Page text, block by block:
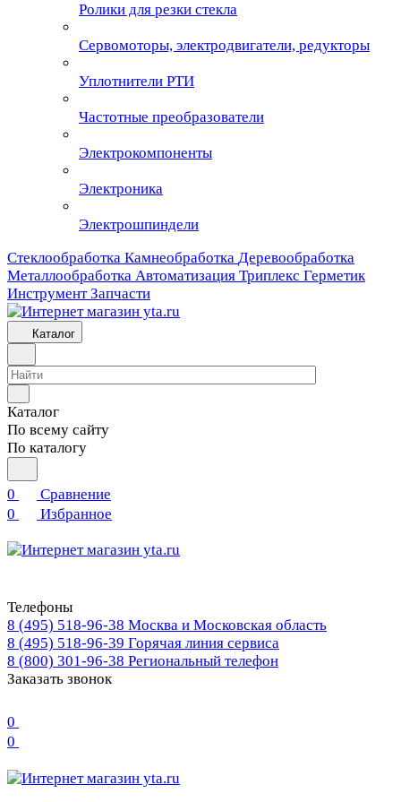
Ролики для резки стекла
Сервомоторы, электродвигатели, редукторы
Уплотнители РТИ
Частотные преобразователи
Электрокомпоненты
Электроника
Электрошпиндели
Стеклообработка Камнеобработка Деревообработка
Металлообработка Автоматизация Триплекс Герметик
Инструмент Запчасти
Каталог
Каталог
По всему сайту
По каталогу
0
Сравнение
0
Избранное
Телефоны
8 (495) 518-96-38 Москва и Московская область
8 (495) 518-96-39 Горячая линия сервиса
8 (800) 301-96-38 Региональный телефон
Заказать звонок
0
0